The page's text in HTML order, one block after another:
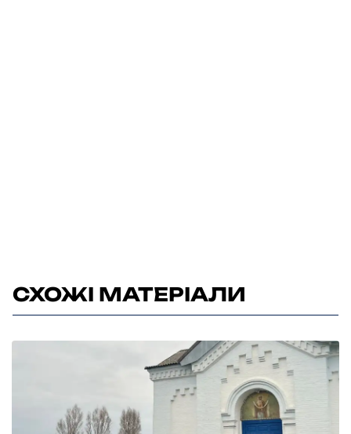
СХОЖІ МАТЕРІАЛИ